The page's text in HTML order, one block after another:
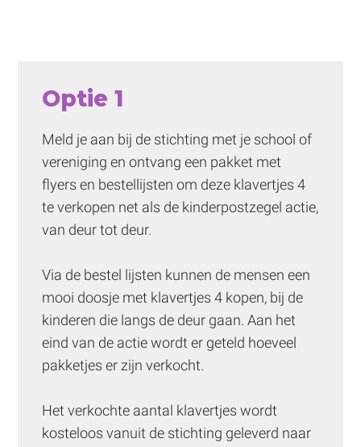
Optie 1
Meld je aan bij de stichting met je school of
vereniging en ontvang een pakket met
flyers en bestellijsten om deze klavertjes 4
te verkopen net als de kinderpostzegel actie,
van deur tot deur.
Via de bestel lijsten kunnen de mensen een
mooi doosje met klavertjes 4 kopen, bij de
kinderen die langs de deur gaan. Aan het
eind van de actie wordt er geteld hoeveel
pakketjes er zijn verkocht.
Het verkochte aantal klavertjes wordt
kosteloos vanuit de stichting geleverd naar